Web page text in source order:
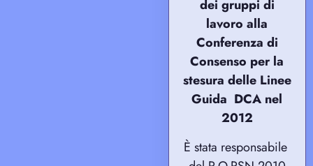
dei gruppi di
lavoro alla
Conferenza di
Consenso per la
stesura delle Linee
Guida DCA nel
2012
È stata responsabile